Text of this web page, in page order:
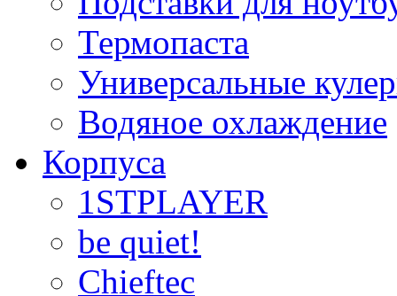
Термопаста
Универсальные
Водяное охлаждение
Корпуса
1STPLAYER
be quiet!
Chieftec